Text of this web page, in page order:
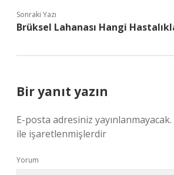
Sonraki Yazı
Brüksel Lahanası Hangi
Bir yanıt yazın
E-posta adresiniz yayınlanmayacak.
ile işaretlenmişlerdir
Yorum